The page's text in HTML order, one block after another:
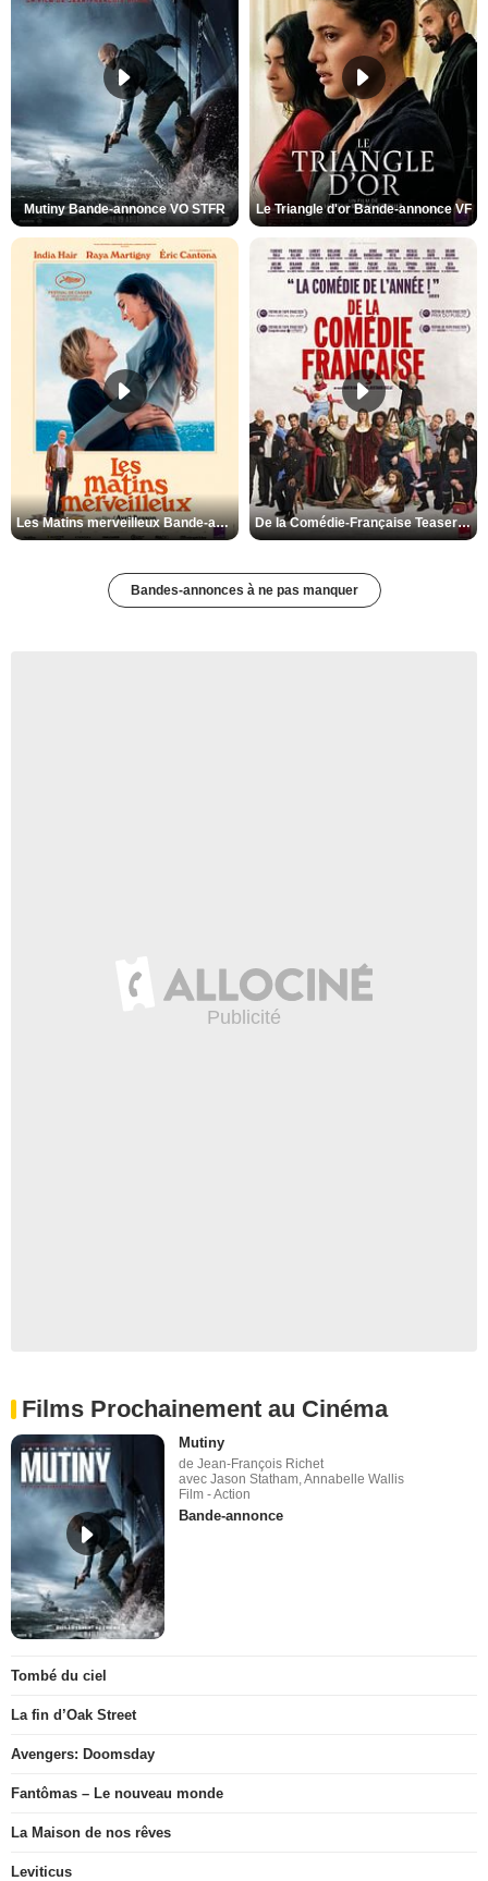
Mutiny Bande-annonce VO STFR Le Triangle d'or Bande-annonce VF
Les Matins merveilleux Bande-annonce VF De la Comédie-Française Teaser VF
Bandes-annonces à ne pas manquer
Films Prochainement au Cinéma
Mutiny
de Jean-François Richet
avec Jason Statham, Annabelle Wallis
Film - Action
Bande-annonce
Tombé du ciel
La fin d’Oak Street
Avengers: Doomsday
Fantômas – Le nouveau monde
La Maison de nos rêves
Leviticus